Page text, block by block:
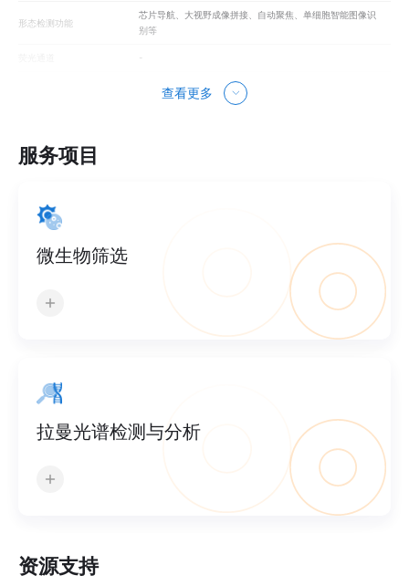
形态检测功能
芯片导航、大视野成像拼接、自动聚焦、单细胞智能图像识
别等
查看更多
服务项目
微生物筛选
拉曼光谱检测与分析
资源支持